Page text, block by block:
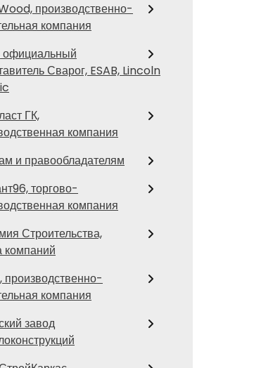
производственно-
компания
официальный
Сварог, ESAB, Lincoln
ГК,
компания
и правообладателям
торгово-
компания
Строительства,
компаний
производственно-
компания
завод